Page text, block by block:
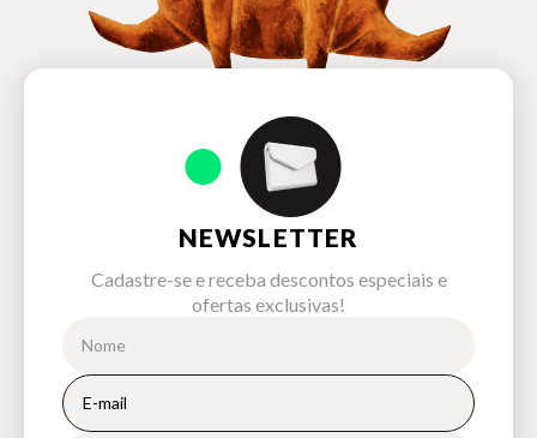
NEWSLETTER
Cadastre-se e receba descontos especiais e
ofertas exclusivas!